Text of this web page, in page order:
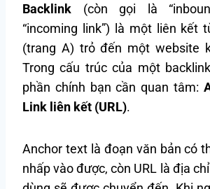
Backlink (còn gọi là
“incoming link”) là một liên kết
(trang A) trỏ đến một website
Trong cấu trúc của một
phần chính bạn cần quan tâm:
Link liên kết (URL).
Anchor text là đoạn văn bản có
nhấp vào được, còn URL là địa